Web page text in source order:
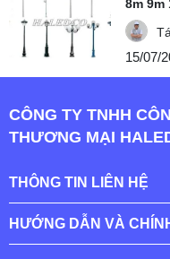
8m 9m
15/07/
CÔNG TY TNHH
THƯƠNG MẠI
THÔNG TIN LIÊN HỆ
HƯỚNG DẪN VÀ